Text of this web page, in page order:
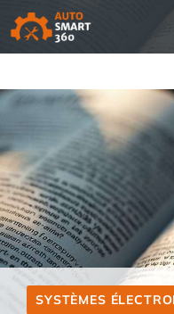
Aller
au
contenu
SYSTÈMES